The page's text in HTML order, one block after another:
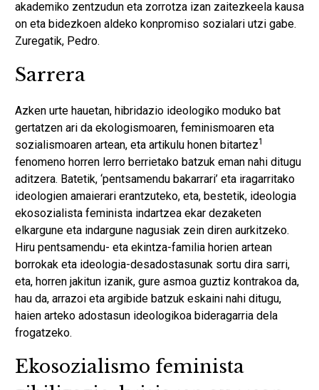
akademiko zentzudun eta zorrotza izan zaitezkeela kausa
on eta bidezkoen aldeko konpromiso sozialari utzi gabe.
Zuregatik, Pedro.
Sarrera
Azken urte hauetan, hibridazio ideologiko moduko bat
gertatzen ari da ekologismoaren, feminismoaren eta
sozialismoaren artean, eta artikulu honen bitartez1
fenomeno horren lerro berrietako batzuk eman nahi ditugu
aditzera. Batetik, ‘pentsamendu bakarrari’ eta iragarritako
ideologien amaierari erantzuteko, eta, bestetik, ideologia
ekosozialista feminista indartzea ekar dezaketen
elkargune eta indargune nagusiak zein diren aurkitzeko.
Hiru pentsamendu- eta ekintza-familia horien artean
borrokak eta ideologia-desadostasunak sortu dira sarri,
eta, horren jakitun izanik, gure asmoa guztiz kontrakoa da,
hau da, arrazoi eta argibide batzuk eskaini nahi ditugu,
haien arteko adostasun ideologikoa bideragarria dela
frogatzeko.
Ekosozialismo feminista